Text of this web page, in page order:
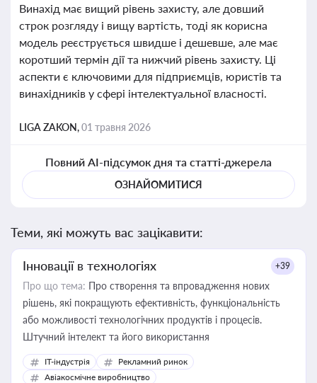
Винахід має вищий рівень захисту, але довший
строк розгляду і вищу вартість, тоді як корисна
модель реєструється швидше і дешевше, але має
коротший термін дії та нижчий рівень захисту. Ці
аспекти є ключовими для підприємців, юристів та
винахідників у сфері інтелектуальної власності.
LIGA ZAKON,01 травня 2026
Повний AI-підсумок дня та статті-джерела
ОЗНАЙОМИТИСЯ
Теми, які можуть вас зацікавити:
Інновації в технологіях +39
Про що тема: Про створення та впровадження нових
рішень, які покращують ефективність, функціональність
або можливості технологічних продуктів і процесів.
Штучний інтелект та його використання
IT-індустрія
Рекламний ринок
Авіакосмічне виробництво